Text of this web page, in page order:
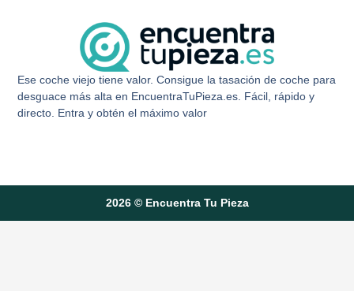
Ese coche viejo tiene valor. Consigue la tasación de coche para
desguace más alta en EncuentraTuPieza.es. Fácil, rápido y
directo. Entra y obtén el máximo valor
2026 © Encuentra Tu Pieza